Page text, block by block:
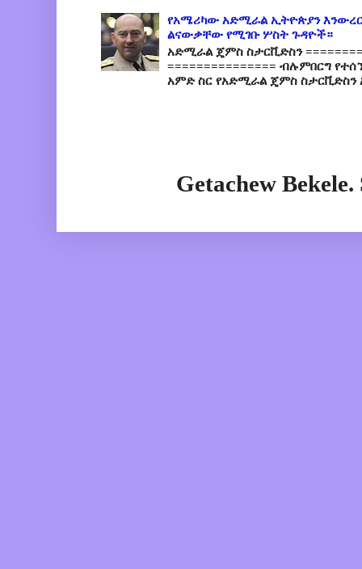
የአሜሪካው አድሚራል ኢትዮጵያን
ልናውቃቸው የሚገቡ ሦስት ጉዳዮች።
አድሚራል ጄምስ ስታርቪድስን
=============== ብሉምበርግ
አምድ ስር የአድሚራል ጄምስ ስታርቪድስን
Getachew